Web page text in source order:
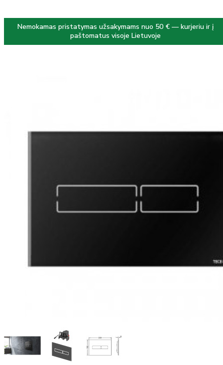
Nemokamas pristatymas užsakymams nuo 50 € — kurjeriu ir į
paštomatus visoje Lietuvoje